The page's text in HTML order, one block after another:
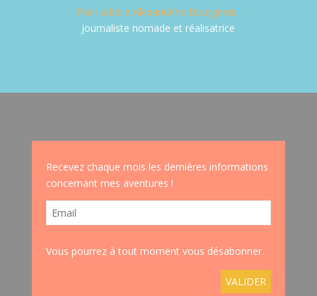
Par Isabelle Alexandrine Bourgeois,
Journaliste nomade et réalisatrice
Recevez chaque mois les dernières informations
concernant mes aventures !
Vous pourrez à tout moment vous désabonner.